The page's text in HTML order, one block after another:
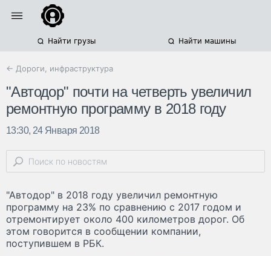
Найти грузы Найти машины
← Дороги, инфраструктура
"Автодор" почти на четверть увеличил
ремонтную программу в 2018 году
13:30, 24 Января 2018
"Автодор" в 2018 году увеличил ремонтную
программу на 23% по сравнению с 2017 годом и
отремонтирует около 400 километров дорог. Об
этом говорится в сообщении компании,
поступившем в РБК.